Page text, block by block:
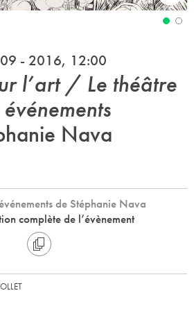
- 2016, 12:00
l’art / Le théâtre
Nava
de Stéphanie Nava
complète de l’évènement